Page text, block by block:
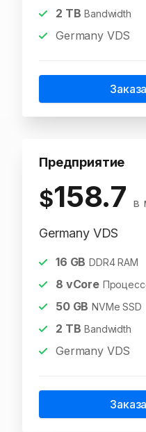
2 TB Bandwidth
Germany VDS
Предприятие
$158.7 в
Germany VDS
16 GB DDR4 RAM
8 vCore
50GB NVMe SSD
2 TB Bandwidth
Germany VDS